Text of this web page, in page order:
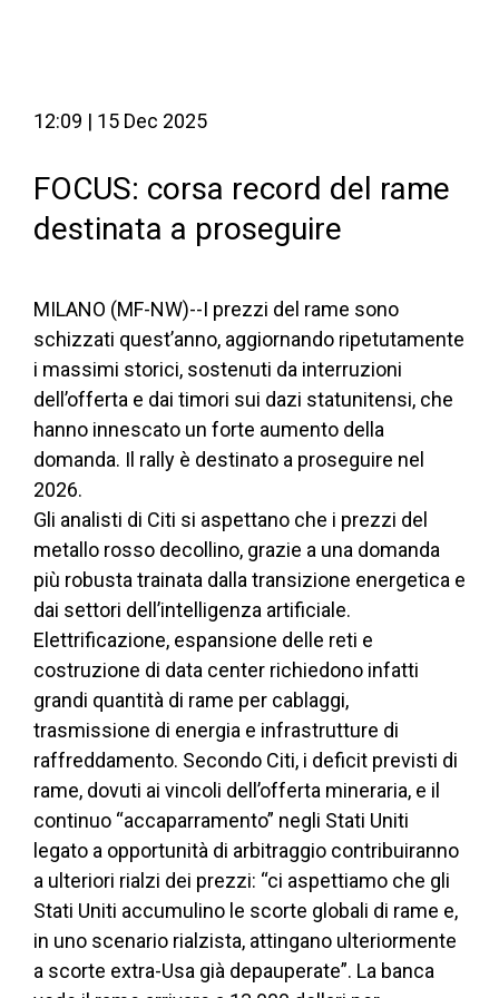
12:09 | 15 Dec 2025
FOCUS: corsa record del rame
destinata a proseguire
MILANO (MF-NW)--I prezzi del rame sono
schizzati quest’anno, aggiornando ripetutamente
i massimi storici, sostenuti da interruzioni
dell’offerta e dai timori sui dazi statunitensi, che
hanno innescato un forte aumento della
domanda. Il rally è destinato a proseguire nel
2026.
Gli analisti di Citi si aspettano che i prezzi del
metallo rosso decollino, grazie a una domanda
più robusta trainata dalla transizione energetica e
dai settori dell’intelligenza artificiale.
Elettrificazione, espansione delle reti e
costruzione di data center richiedono infatti
grandi quantità di rame per cablaggi,
trasmissione di energia e infrastrutture di
raffreddamento. Secondo Citi, i deficit previsti di
rame, dovuti ai vincoli dell’offerta mineraria, e il
continuo “accaparramento” negli Stati Uniti
legato a opportunità di arbitraggio contribuiranno
a ulteriori rialzi dei prezzi: “ci aspettiamo che gli
Stati Uniti accumulino le scorte globali di rame e,
in uno scenario rialzista, attingano ulteriormente
a scorte extra-Usa già depauperate”. La banca